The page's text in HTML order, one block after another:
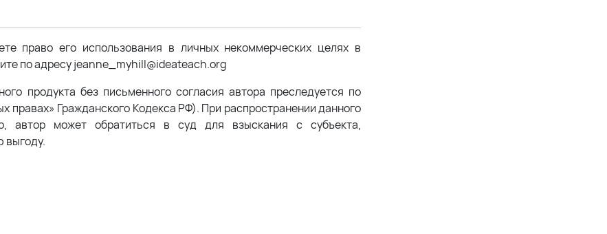
право его использования в личных некоммерческих целях в
по адресу jeanne_myhill@ideateach.org
продукта без письменного согласия автора преследуется по
правах» Гражданского Кодекса РФ). При распространении данного
автор может обратиться в суд для взыскания с субъекта,
выгоду.